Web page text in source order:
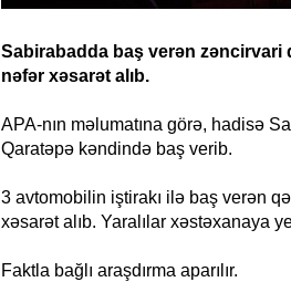
Sabirabadda baş verən zəncirvari
nəfər xəsarət alıb.
APA-nın məlumatına görə, hadisə
Qaratəpə kəndində baş verib.
3 avtomobilin iştirakı ilə baş verən
xəsarət alıb. Yaralılar xəstəxanaya
Faktla bağlı araşdırma aparılır.